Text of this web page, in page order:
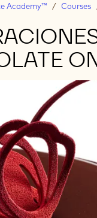
Academy™ / Courses